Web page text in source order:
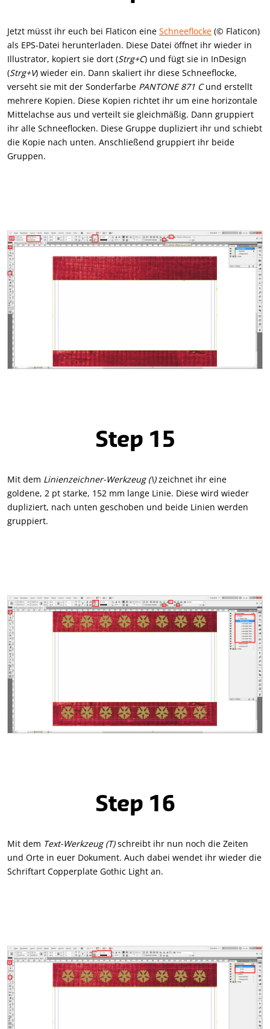
Jetzt müsst ihr euch bei Flaticon eine Schneeflocke (© Flaticon)
als EPS-Datei herunterladen. Diese Datei öffnet ihr wieder in
Illustrator, kopiert sie dort (Strg+C) und fügt sie in InDesign
(Strg+V) wieder ein. Dann skaliert ihr diese Schneeflocke,
verseht sie mit der Sonderfarbe PANTONE 871 Cund erstellt
mehrere Kopien. Diese Kopien richtet ihr um eine horizontale
Mittelachse aus und verteilt sie gleichmäßig. Dann gruppiert
ihr alle Schneeflocken. Diese Gruppe dupliziert ihr und schiebt
die Kopie nach unten. Anschließend gruppiert ihr beide
Gruppen.
Step 15
Mit dem Linienzeichner-Werkzeug (\)zeichnet ihr eine
goldene, 2 pt starke, 152 mm lange Linie. Diese wird wieder
dupliziert, nach unten geschoben und beide Linien werden
gruppiert.
Step 16
Mit dem Text-Werkzeug (T)schreibt ihr nun noch die Zeiten
und Orte in euer Dokument. Auch dabei wendet ihr wieder die
Schriftart Copperplate Gothic Light an.